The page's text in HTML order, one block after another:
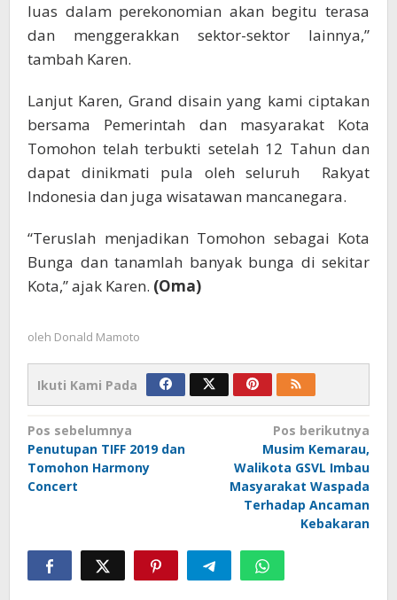
luas dalam perekonomian akan begitu terasa
dan menggerakkan sektor-sektor lainnya,”
tambah Karen.
Lanjut Karen, Grand disain yang kami ciptakan
bersama Pemerintah dan masyarakat Kota
Tomohon telah terbukti setelah 12 Tahun dan
dapat dinikmati pula oleh seluruh Rakyat
Indonesia dan juga wisatawan mancanegara.
“Teruslah menjadikan Tomohon sebagai Kota
Bunga dan tanamlah banyak bunga di sekitar
Kota,” ajak Karen. (Oma)
oleh Donald Mamoto
Ikuti Kami Pada
Navigasi
pos
Pos sebelumnya
Penutupan TIFF 2019 dan
Tomohon Harmony
Concert
Pos berikutnya
Musim Kemarau,
Walikota GSVL Imbau
Masyarakat Waspada
Terhadap Ancaman
Kebakaran